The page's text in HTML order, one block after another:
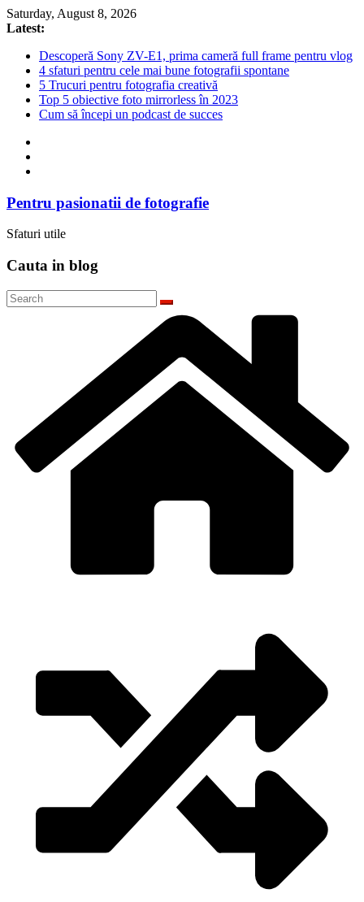
Skip
to
Saturday, August 8, 2026
Latest:
Descoperă Sony ZV-E1, prima cameră full frame pentru vlog
4 sfaturi pentru cele mai bune fotografii spontane
5 Trucuri pentru fotografia creativă
Top 5 obiective foto mirrorless în 2023
Cum să începi un podcast de succes
Pentru pasionatii de fotografie
Sfaturi utile
Cauta in blog